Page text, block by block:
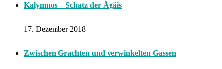
Kalymnos – Schatz der Ägäis
17. Dezember 2018
Zwischen Grachten und verwinkelten Gassen